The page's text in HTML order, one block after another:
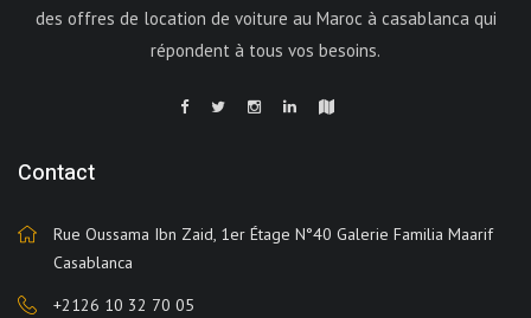
des offres de location de voiture au Maroc à casablanca qui
répondent à tous vos besoins.
Contact
Rue Oussama Ibn Zaid, 1er Étage N°40 Galerie Familia Maarif
Casablanca
+2126 10 32 70 05